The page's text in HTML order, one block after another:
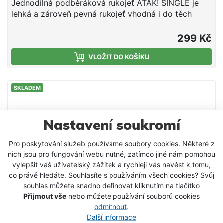
Nastavení soukromí
Pro poskytování služeb používáme soubory cookies. Některé z
nich jsou pro fungování webu nutné, zatímco jiné nám pomohou
vylepšit váš uživatelský zážitek a rychleji vás navést k tomu,
co právě hledáte. Souhlasíte s používáním všech cookies? Svůj
souhlas můžete snadno definovat kliknutím na tlačítko
Přijmout vše nebo můžete používání souborů cookies
odmítnout.
Další informace
Jednodílná podběráková rukojeť ATAK! SINGLE je
lehká a zároveň pevná rukojeť vhodná i do těch
neodmyslitelným společníkem při lovu ze člunu ale i
ze břehu. Zajisté osloví každého milovníka přívlače,
ale i muškaření. Tělo rukojeti postavené na kvalitním
rukojeti je umístěna protiskluzová guma, která je
pojistným lankem, které si můžete provléct přes
část konstrukce, aby se zamezilo ztrátě podběráku.
Rukojeť je osazena univerzálním závitem, který sedí
na většinu podběrákových hlav. Doporučujeme
hlavně kombinaci s podběrákovou hlavou Delphin
ATAK! SP-R FLOATY pro zhotovení kompletu, který
bude spolu ladit nejen funkčně, ale i vizuálně.
Technické parametry: Model: 40cm / 1 díl Materiál
299 Kč
VLOŽIT DO KOŠÍKU
SKLADEM